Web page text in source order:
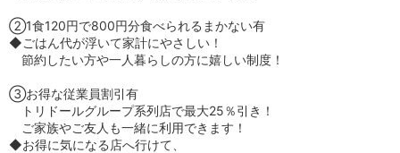
②1食120円で800円分食べられるまかない有
◆ごはん代が浮いて家計にやさしい！
節約したい方や一人暮らしの方に嬉しい制度！
③お得な従業員割引有
トリドールグループ系列店で最大25％引き！
ご家族やご友人も一緒に利用できます！
◆お得に気になる店へ行けて、